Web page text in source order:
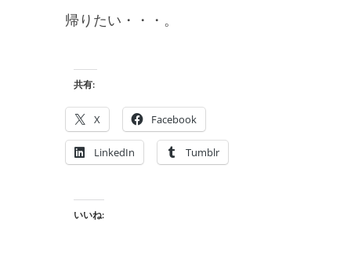
帰りたい・・・。
共有:
X Facebook
LinkedIn Tumblr
いいね: